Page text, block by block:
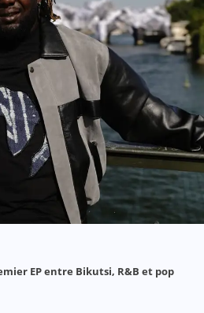
EP entre Bikutsi, R&B et pop